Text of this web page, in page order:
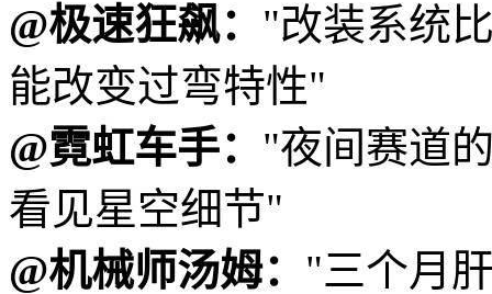
@极速狂飙： "改装系统
能改变过弯特性"
@霓虹车手： "夜间赛道
看见星空细节"
@机械师汤姆： "三个月